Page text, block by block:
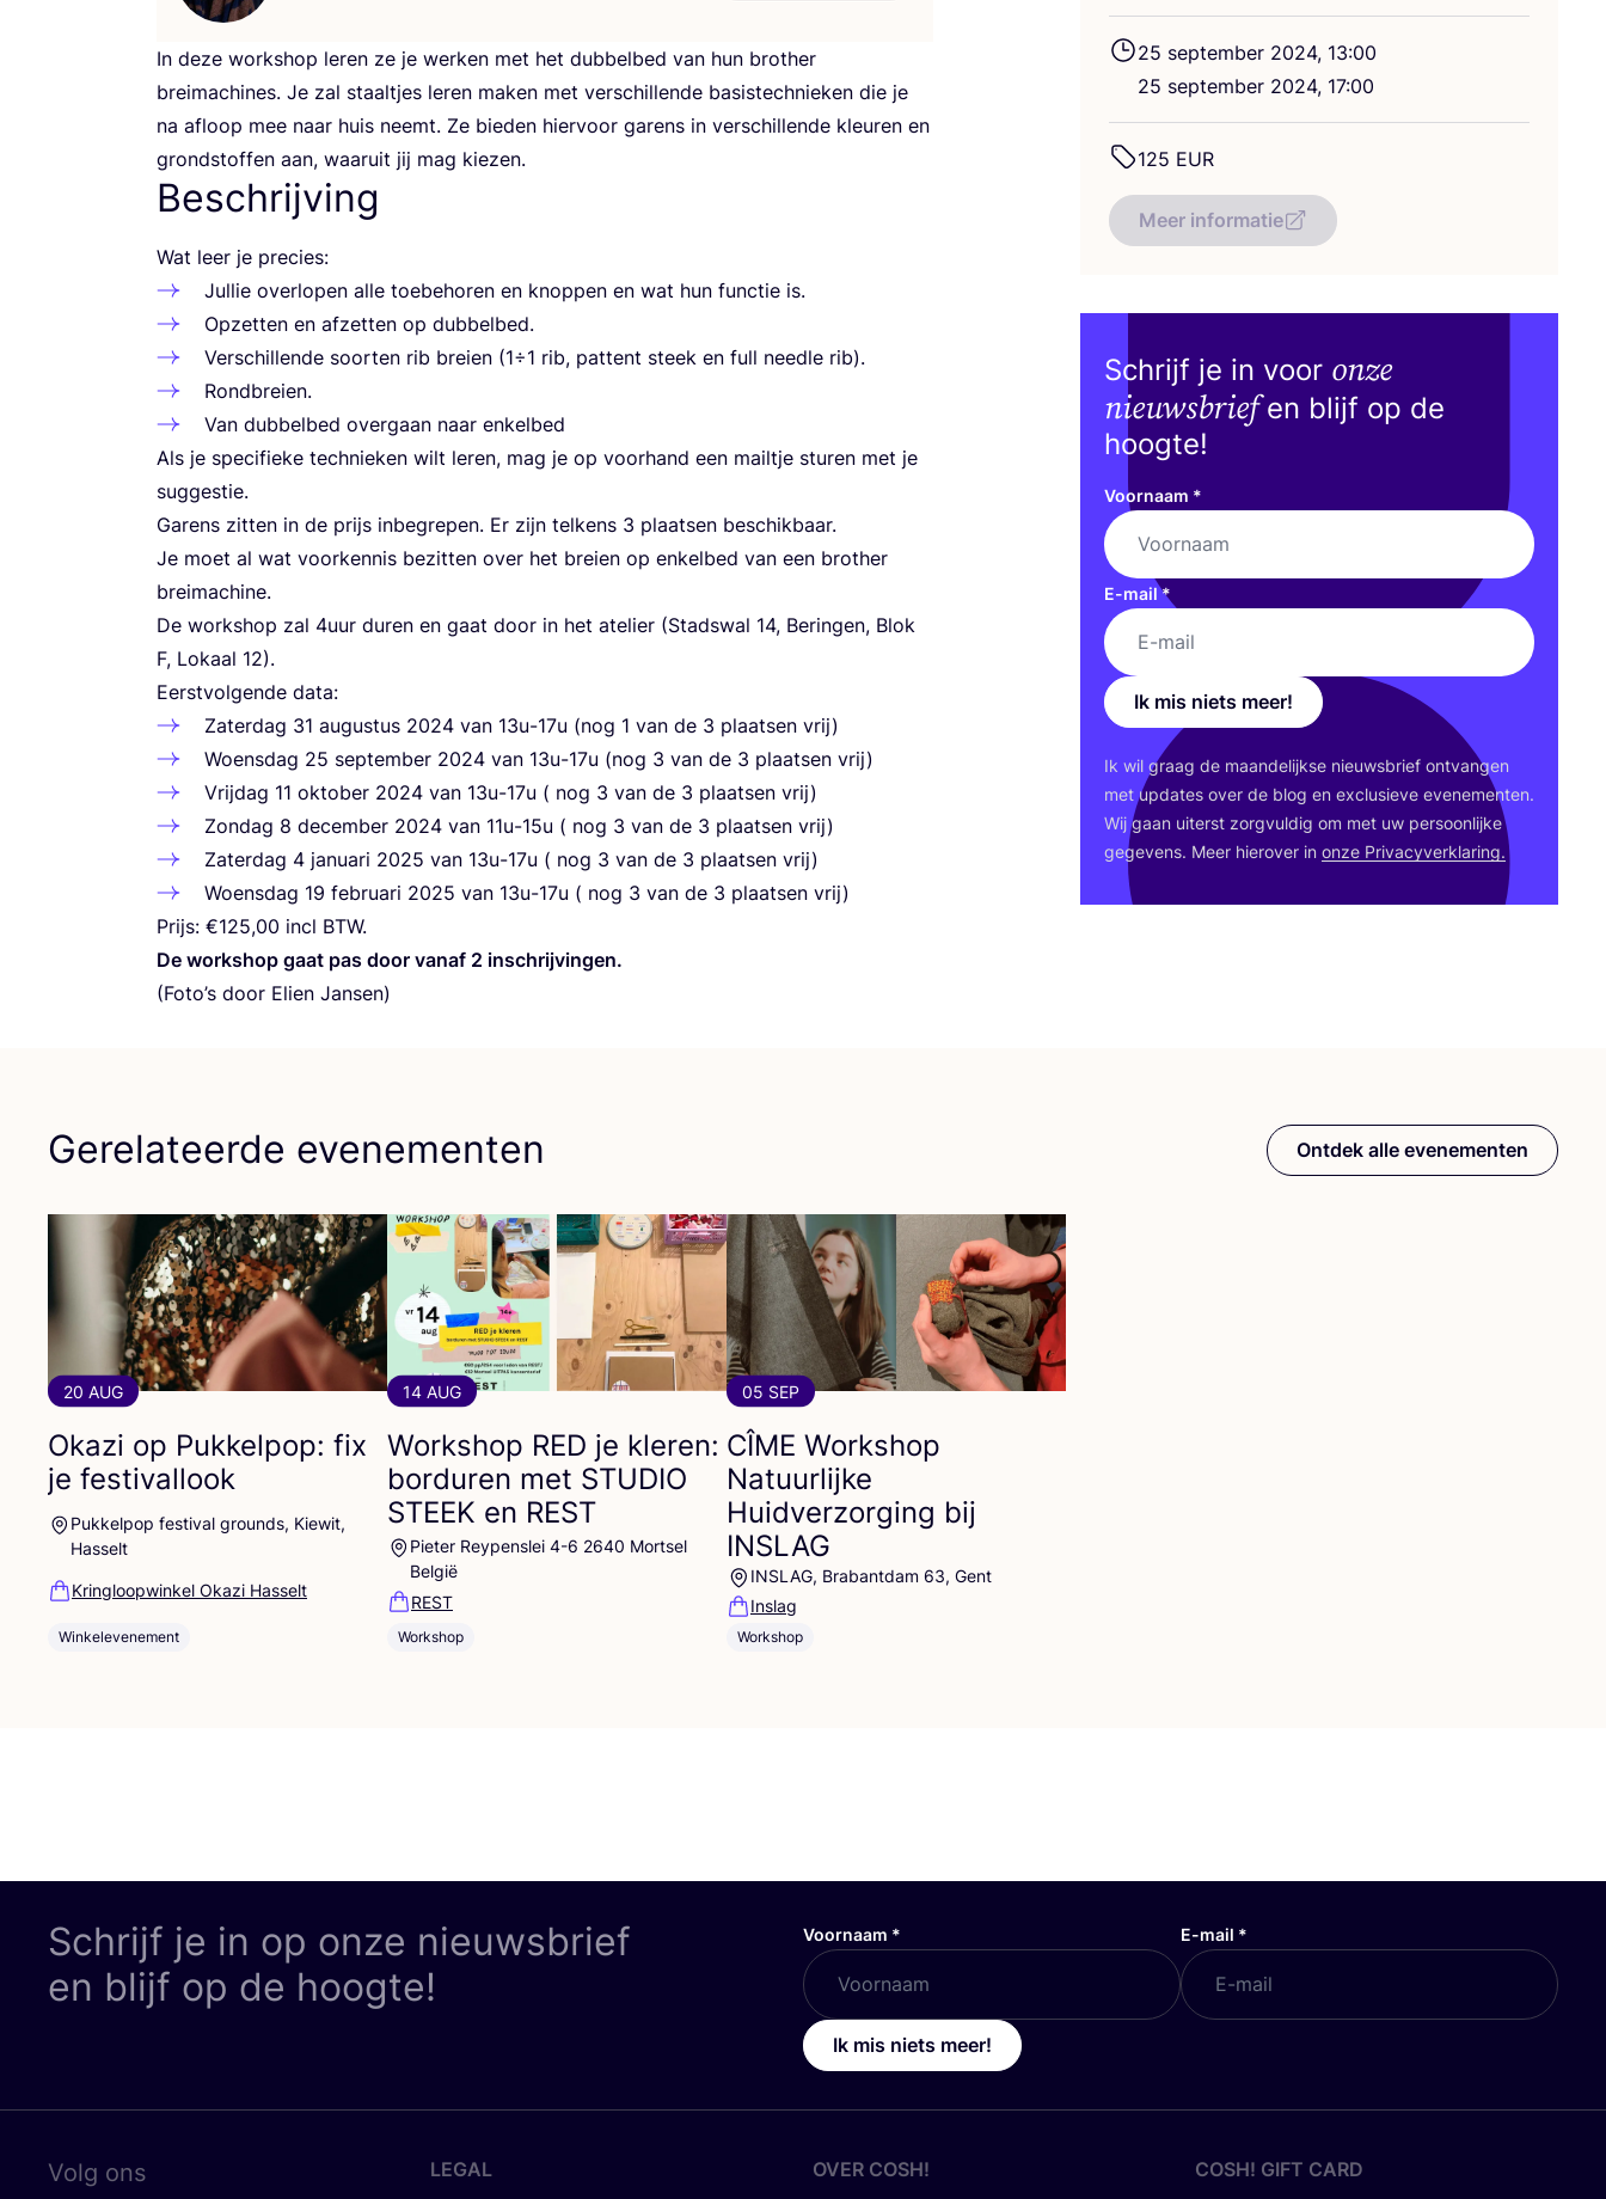
In deze work­shop leren ze je wer­ken met het dub­bel­bed van hun bro­ther
brei­ma­chi­nes. Je zal staal­tjes leren maken met ver­schil­len­de basis­tech­nie­ken die je
na afloop mee naar huis neemt. Ze bie­den hier­voor garens in ver­schil­len­de kleu­ren en
grond­stof­fen aan, waar­uit jij mag kiezen.
Beschrijving
Wat leer je precies:
Jul­lie over­lo­pen alle toe­be­ho­ren en knop­pen en wat hun func­tie is.
Opzet­ten en afzet­ten op dubbelbed.
Ver­schil­len­de soor­ten rib brei­en (1÷1 rib, pat­tent steek en full need­le rib).
Rond­brei­en.
Van dub­bel­bed over­gaan naar enkelbed
Als je spe­ci­fie­ke tech­nie­ken wilt leren, mag je op voor­hand een mail­tje stu­ren met je
suggestie.
Garens zit­ten in de prijs inbe­gre­pen. Er zijn tel­kens 3 plaat­sen beschikbaar.
Je moet al wat voor­ken­nis bezit­ten over het brei­en op enkel­bed van een bro­ther
breimachine.
De work­shop zal 4uur duren en gaat door in het ate­lier (Stads­wal 14, Berin­gen, Blok
F, Lokaal 12).
Eerst­vol­gen­de data:
Zater­dag 31 augus­tus 2024 van 13u-17u (nog 1 van de 3 plaat­sen vrij)
Woens­dag 25 sep­tem­ber 2024 van 13u-17u (nog 3 van de 3 plaat­sen vrij)
Vrij­dag 11 okto­ber 2024 van 13u-17u ( nog 3 van de 3 plaat­sen vrij)
Zon­dag 8 decem­ber 2024 van 11u-15u ( nog 3 van de 3 plaat­sen vrij)
Zater­dag 4 janu­a­ri 2025 van 13u-17u ( nog 3 van de 3 plaat­sen vrij)
Woens­dag 19 febru­a­ri 2025 van 13u-17u ( nog 3 van de 3 plaat­sen vrij)
Prijs: €125,00 incl BTW.
De work­shop gaat pas door van­af 2 inschrijvingen.
(Foto’s door Elien Jansen)
25 sep­tem­ber 2024, 13:00
25 sep­tem­ber 2024, 17:00
125 EUR
Meer informatie
Schrijf je in voor onze
nieuwsbriefen blijf op de
hoogte!
Voornaam *
E-mail*
Ik mis niets meer!
Ik wil graag de maan­de­lijk­se nieuws­brief ont­van­gen
met upda­tes over de blog en exclu­sie­ve eve­ne­men­ten.
Wij gaan uiterst zorg­vul­dig om met uw per­soon­lij­ke
gege­vens. Meer hier­over in onze Pri­va­cy­ver­kla­ring.
Gerelateerde evenementen
20 AUG
Okazi op Pukkelpop: fix
je festivallook
Pukkelpop festival grounds, Kiewit,
Hasselt
Kringloopwinkel Okazi Hasselt
Winkelevenement
14 AUG
Workshop RED je kleren:
borduren met STUDIO
STEEK en REST
Pieter Reypenslei 4-6 2640 Mortsel
België
REST
Workshop
05 SEP
CÎME Workshop
Natuurlijke
Huidverzorging bij
INSLAG
INSLAG, Brabantdam 63, Gent
Inslag
Workshop
Ontdek alle evenementen
Schrijf je in op onze nieuwsbrief
en blijf op de hoogte!
Voornaam * E-mail *
Ik mis niets meer!
Volg ons LEGAL OVER COSH! COSH! GIFT CARD